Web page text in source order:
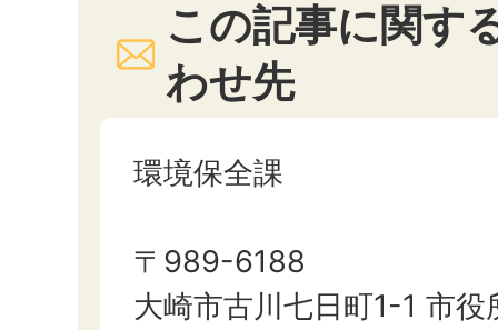
この記事に関す
わせ先
環境保全課
〒989-6188
大崎市古川七日町1-1 市役